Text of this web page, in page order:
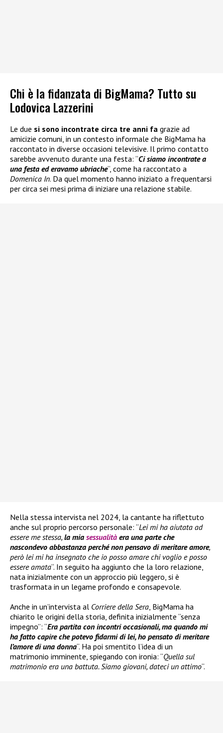
Chi è la fidanzata di BigMama? Tutto su
Lodovica Lazzerini
Le due si sono incontrate circa tre anni fa grazie ad
amicizie comuni, in un contesto informale che BigMama ha
raccontato in diverse occasioni televisive. Il primo contatto
sarebbe avvenuto durante una festa: “Ci siamo incontrate a
una festa ed eravamo ubriache“, come ha raccontato a
Domenica In. Da quel momento hanno iniziato a frequentarsi
per circa sei mesi prima di iniziare una relazione stabile.
Nella stessa intervista nel 2024, la cantante ha riflettuto
anche sul proprio percorso personale: “Lei mi ha aiutata ad
essere me stessa, la mia sessualità era una parte che
nascondevo abbastanza perché non pensavo di meritare amore,
però lei mi ha insegnato che io posso amare chi voglio e posso
essere amata“. In seguito ha aggiunto che la loro relazione,
nata inizialmente con un approccio più leggero, si è
trasformata in un legame profondo e consapevole.
Anche in un’intervista al Corriere della Sera, BigMama ha
chiarito le origini della storia, definita inizialmente “senza
impegno”: “Era partita con incontri occasionali, ma quando mi
ha fatto capire che potevo fidarmi di lei, ho pensato di meritare
l’amore di una donna“. Ha poi smentito l’idea di un
matrimonio imminente, spiegando con ironia: “Quella sul
matrimonio era una battuta. Siamo giovani, dateci un attimo“.